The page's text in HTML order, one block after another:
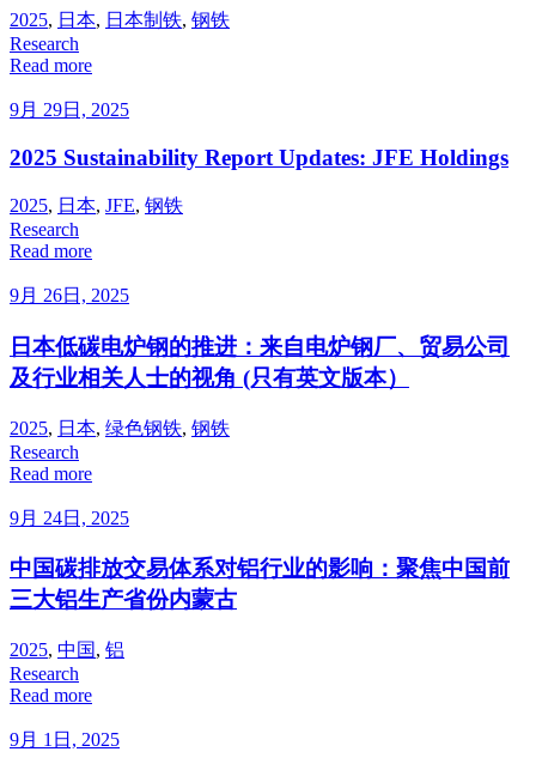
2025, 日本, 日本制铁, 钢铁
Research
Read more
9月 29日, 2025
2025 Sustainability Report Updates: JFE Holdings
2025, 日本, JFE, 钢铁
Research
Read more
9月 26日, 2025
日本低碳电炉钢的推进：来自电炉钢厂、贸易公司
及行业相关人士的视角 (只有英文版本）
2025, 日本, 绿色钢铁, 钢铁
Research
Read more
9月 24日, 2025
中国碳排放交易体系对铝行业的影响：聚焦中国前
三大铝生产省份内蒙古
2025, 中国, 铝
Research
Read more
9月 1日, 2025